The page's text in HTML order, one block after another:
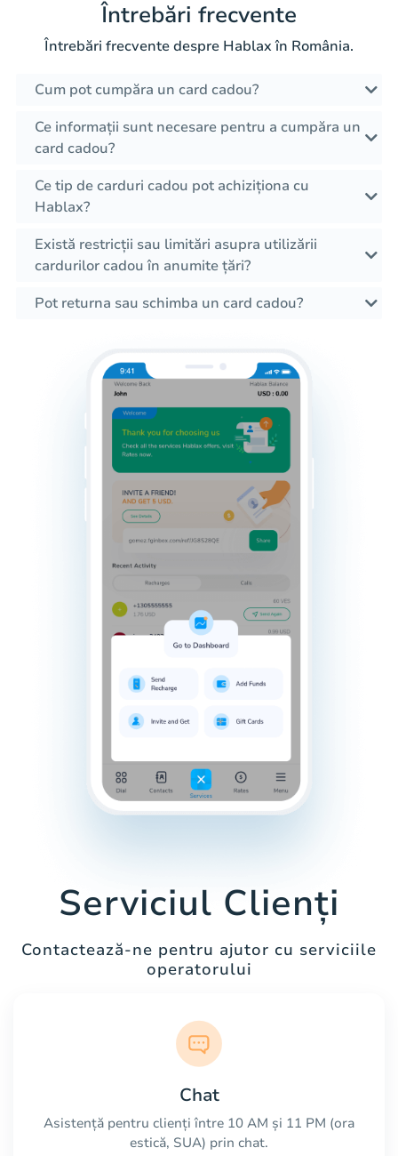
Întrebări frecvente
Întrebări frecvente despre Hablax în România.
Cum pot cumpăra un card cadou?
Ce informații sunt necesare pentru a cumpăra un
card cadou?
Ce tip de carduri cadou pot achiziționa cu
Hablax?
Există restricții sau limitări asupra utilizării
cardurilor cadou în anumite țări?
Pot returna sau schimba un card cadou?
Serviciul Clienți
Contactează-ne pentru ajutor cu serviciile
operatorului
Chat
Asistență pentru clienți între 10 AM și 11 PM (ora
estică, SUA) prin chat.